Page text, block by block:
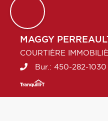
MAGGY
COURTIÈRE
Bur.: 450-282-1030